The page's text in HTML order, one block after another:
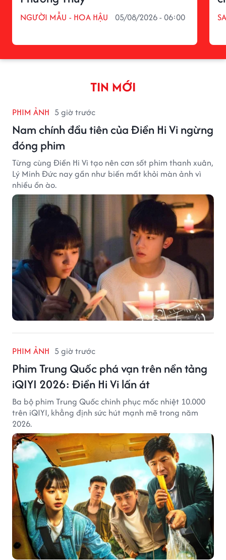
NGƯỜI MẪU - HOA HẬU 05/08/2026 - 06:00
TIN MỚI
PHIM ẢNH 5 giờ trước
Nam chính đầu tiên của Điền Hi Vi ngừng
đóng phim
Từng cùng Điền Hi Vi tạo nên cơn sốt phim thanh xuân,
Lý Minh Đức nay gần như biến mất khỏi màn ảnh vì
nhiều ồn ào.
PHIM ẢNH 5 giờ trước
Phim Trung Quốc phá vạn trên nền tảng
iQIYI 2026: Điền Hi Vi lấn át
Ba bộ phim Trung Quốc chinh phục mốc nhiệt 10.000
trên iQIYI, khẳng định sức hút mạnh mẽ trong năm
2026.